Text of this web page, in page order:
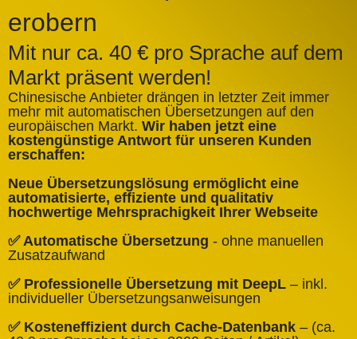
erobern
Mit nur ca. 40 € pro Sprache auf dem
Markt präsent werden!
Chinesische Anbieter drängen in letzter Zeit immer
mehr mit automatischen Übersetzungen auf den
europäischen Markt. Wir haben jetzt eine
kostengünstige Antwort für unseren Kunden
erschaffen:
Neue Übersetzungslösung ermöglicht eine
automatisierte, effiziente und qualitativ
hochwertige Mehrsprachigkeit Ihrer Webseite
✅ Automatische Übersetzung - ohne manuellen
Zusatzaufwand
✅ Professionelle Übersetzung mit DeepL – inkl.
individueller Übersetzungsanweisungen
✅ Kosteneffizient durch Cache‑Datenbank – (ca.